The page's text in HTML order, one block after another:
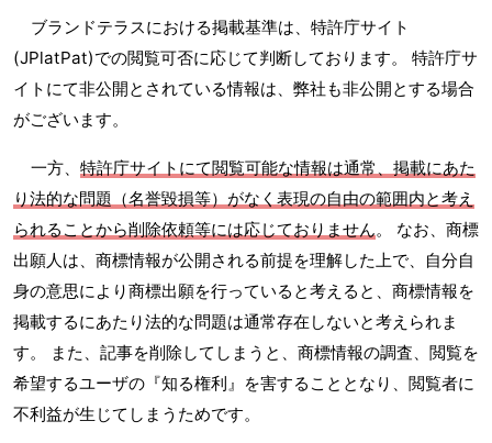
ブランドテラスにおける掲載基準は、特許庁サイト
(JPlatPat)での閲覧可否に応じて判断しております。 特許庁サ
イトにて非公開とされている情報は、弊社も非公開とする場合
がございます。
一方、 特許庁サイトにて閲覧可能な情報は通常、掲載にあた
り法的な問題（名誉毀損等）がなく表現の自由の範囲内と考え
られることから削除依頼等には応じておりません。 なお、商標
出願人は、商標情報が公開される前提を理解した上で、自分自
身の意思により商標出願を行っていると考えると、商標情報を
掲載するにあたり法的な問題は通常存在しないと考えられま
す。 また、記事を削除してしまうと、商標情報の調査、閲覧を
希望するユーザの『知る権利』を害することとなり、閲覧者に
不利益が生じてしまうためです。